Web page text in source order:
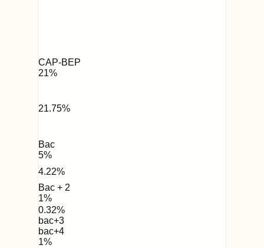
CAP-BEP
21%
21.75%
Bac
5%
4.22%
Bac + 2
1%
0.32%
bac+3
bac+4
1%